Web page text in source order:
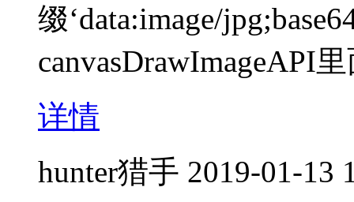
缀‘data:image/
canvasDrawImageAPI
详情
hunter猎手 2019-01-13